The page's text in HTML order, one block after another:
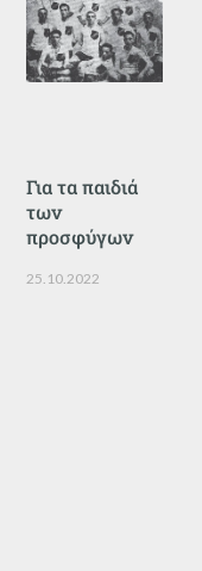
Για τα παιδιά
των
προσφύγων
25.10.2022